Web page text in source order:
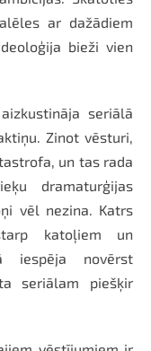
ar dažādiem
bieži vien
seriālā
Zinot vēsturi,
un tas rada
dramaturģijas
vēl nezina. Katrs
katoļiem un
iespēja novērst
seriālam piešķir